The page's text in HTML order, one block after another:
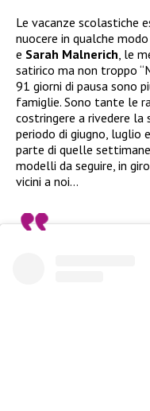
Le vacanze scolastiche
nuocere in qualche
e Sarah Malnerich , le
satirico ma non troppo
91 giorni di pausa sono
famiglie. Sono tante le
costringere a rivedere
periodo di giugno, luglio
parte di quelle
modelli da seguire, in
vicini a noi…